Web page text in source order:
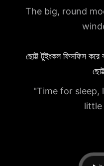
The big, round
ছোট্ট টুইংকল ফিসফিস করে
"Time for sleep,
little